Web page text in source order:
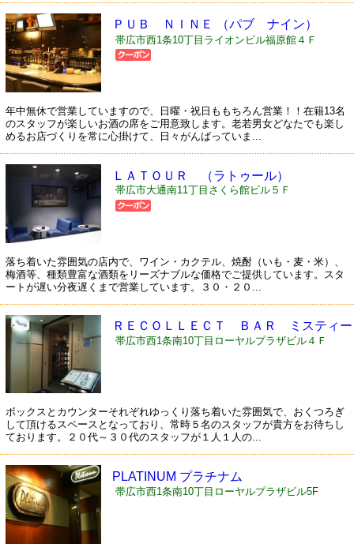
ＰＵＢ ＮＩＮＥ （パブ ナイン）
帯広市西1条10丁目ライオンビル福原館４Ｆ
年中無休で営業していますので、日曜・祝日ももちろん営業！！在籍13名
のスタッフが楽しいお酒の席をご用意致します。老若男女どなたでも楽し
めるお店づくりを常に心掛けて、日々がんばっていま...
ＬＡＴＯＵＲ （ラトゥール）
帯広市大通南11丁目さくら館ビル５Ｆ
落ち着いた雰囲気の店内で、ワイン・カクテル、焼酎（いも・麦・米）、
梅酒等、種類豊富な酒類をリーズナブルな価格でご提供しています。スタ
ートが遅い分夜遅くまで営業しています。３０・２０...
ＲＥＣＯＬＬＥＣＴ ＢＡＲ ミスティー
帯広市西1条南10丁目ローヤルプラザビル４Ｆ
ボックスとカウンターそれぞれゆっくり落ち着いた雰囲気で、おくつろぎ
して頂けるスペースとなっており、常時５名のスタッフが貴方をお待ちし
ております。２０代～３０代のスタッフが１人１人の...
PLATINUM プラチナム
帯広市西1条南10丁目ローヤルプラザビル5F